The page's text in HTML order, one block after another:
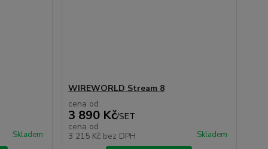
Skladem
WIREWORLD Stream 8
cena od
3 890 Kč/SET
cena od
3 215 Kč bez DPH Skladem